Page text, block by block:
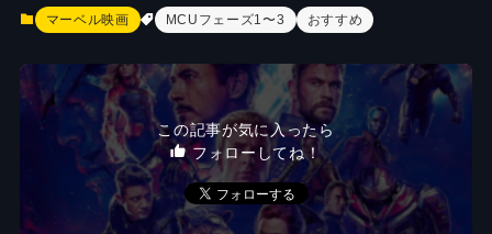
マーベル映画 MCUフェーズ1〜3 おすすめ
この記事が気に入ったら
フォローしてね！